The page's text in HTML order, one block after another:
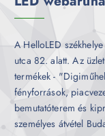
A HelloLED
utca 82. alatt. Az
termékek -
fényforrások,
bemutatóterem és
személyes átvétel